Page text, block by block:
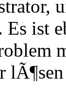
Es ist
lÃ¶sen